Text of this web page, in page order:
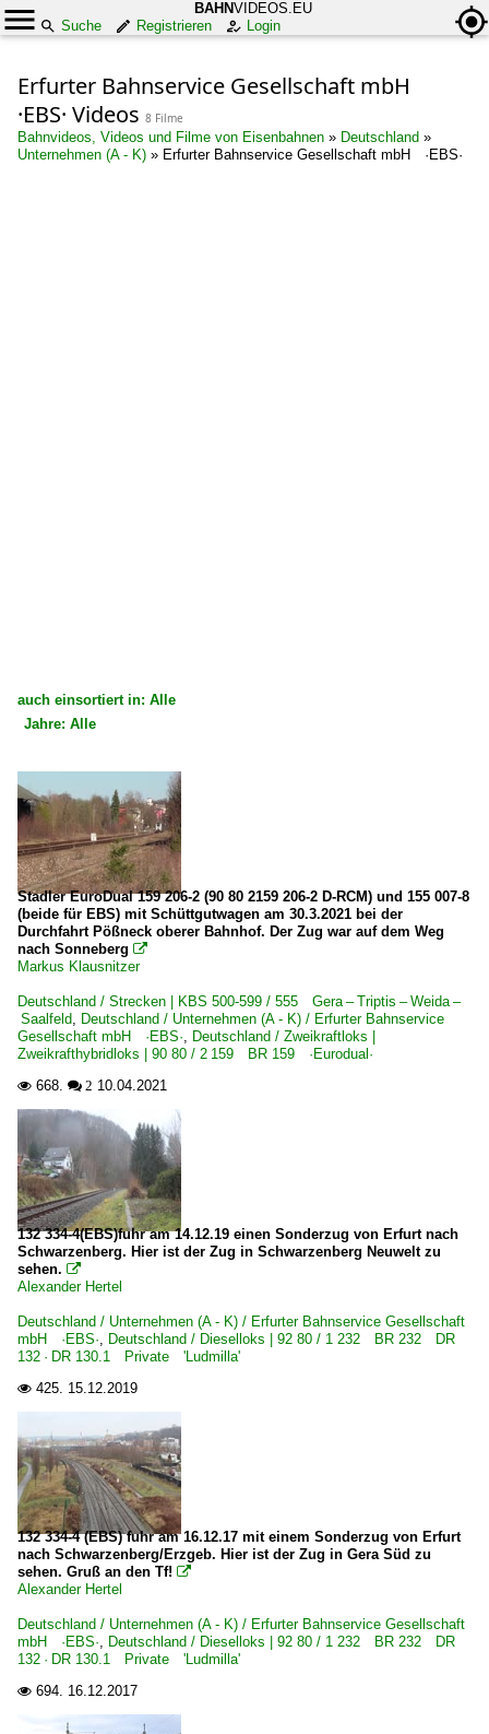
BAHNVIDEOS.EU
Suche
Registrieren Login
Erfurter Bahnservice Gesellschaft mbH
·EBS· Videos 8 Filme
Bahnvideos, Videos und Filme von Eisenbahnen » Deutschland »
Unternehmen (A - K) » Erfurter Bahnservice Gesellschaft mbH ·EBS·
auch einsortiert in: Alle
Deutschland
Dieselloks | 92 80
1 202 BR 202 DR 112 · DR 110 DR V 100.1
1 232 BR 232 DR 132 · DR 130.1 Private 'Ludmilla'
Strecken | KBS 500-599
555 Gera – Triptis – Weida – Saalfeld
Unternehmen (L - Z)
Leipziger Eisenbahnverkehrsgesellschaft mbH ·LEG·
Zweikraftloks | Zweikrafthybridloks | 90 80
2 159 BR 159 ·Eurodual·
Jahre: Alle
2010
2014
2017
2019
2020
2021
Stadler EuroDual 159 206-2 (90 80 2159 206-2 D-RCM) und 155 007-8
(beide für EBS) mit Schüttgutwagen am 30.3.2021 bei der
Durchfahrt Pößneck oberer Bahnhof. Der Zug war auf dem Weg
nach Sonneberg 
Markus Klausnitzer
Deutschland / Strecken | KBS 500-599 / 555 Gera – Triptis – Weida –
Saalfeld, Deutschland / Unternehmen (A - K) / Erfurter Bahnservice
Gesellschaft mbH ·EBS·, Deutschland / Zweikraftloks |
Zweikrafthybridloks | 90 80 / 2 159 BR 159 ·Eurodual·
 668.  2 10.04.2021
132 334-4(EBS)fuhr am 14.12.19 einen Sonderzug von Erfurt nach
Schwarzenberg. Hier ist der Zug in Schwarzenberg Neuwelt zu
sehen. 
Alexander Hertel
Deutschland / Unternehmen (A - K) / Erfurter Bahnservice Gesellschaft
mbH ·EBS·, Deutschland / Dieselloks | 92 80 / 1 232 BR 232 DR
132 · DR 130.1 Private 'Ludmilla'
 425. 15.12.2019
132 334-4 (EBS) fuhr am 16.12.17 mit einem Sonderzug von Erfurt
nach Schwarzenberg/Erzgeb. Hier ist der Zug in Gera Süd zu
sehen. Gruß an den Tf! 
Alexander Hertel
Deutschland / Unternehmen (A - K) / Erfurter Bahnservice Gesellschaft
mbH ·EBS·, Deutschland / Dieselloks | 92 80 / 1 232 BR 232 DR
132 · DR 130.1 Private 'Ludmilla'
 694. 16.12.2017